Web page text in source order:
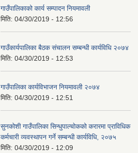
गाउँपालिकाको कार्य सम्पादन नियमावली
मिति: 04/30/2019 - 12:56
गाउँकार्यपालिका बैठक संचालन सम्बन्धी कार्यविधि २०७४
मिति: 04/30/2019 - 12:53
गाउँपालिका कार्यविभाजन नियमावली २०७४
मिति: 04/30/2019 - 12:51
सुनकोशी गाउँपालिका सिन्धुपाल्चोकको करारमा प्राविधिक
कर्मचारी व्यवस्थापन गर्ने सम्बन्धी कार्यविधि, २०७५
मिति: 04/30/2019 - 12:09